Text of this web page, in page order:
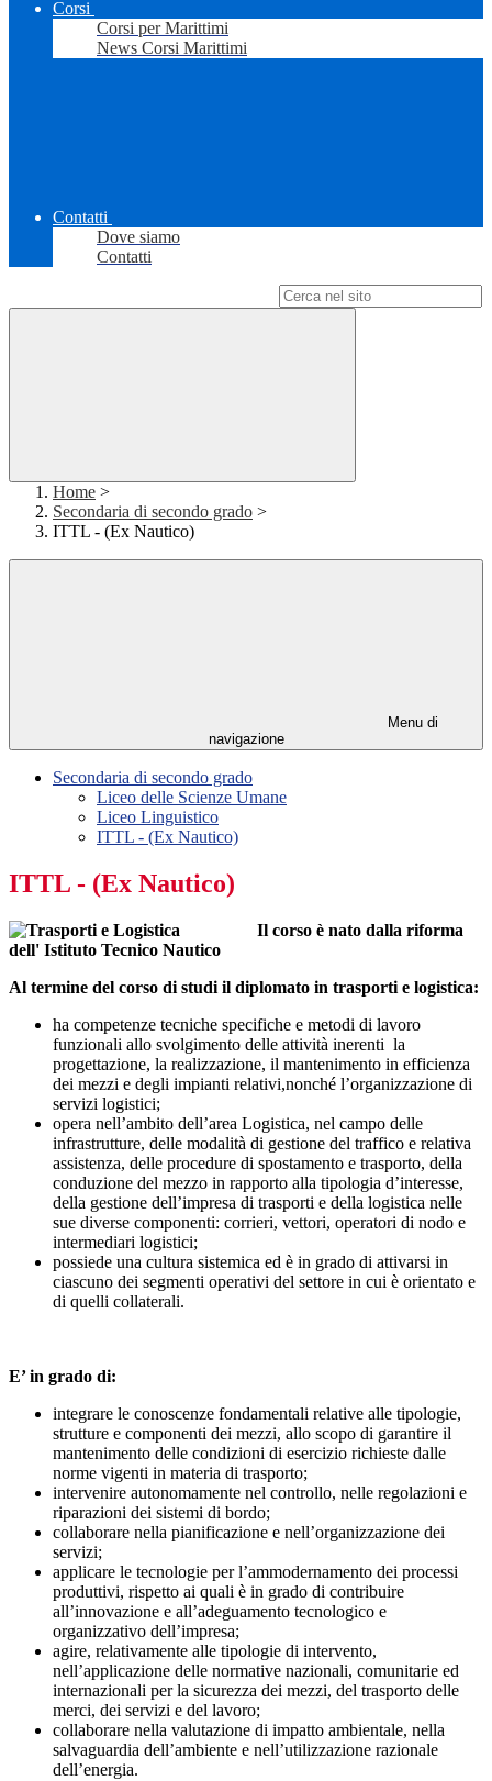
Corsi
Corsi per Marittimi
News Corsi Marittimi
Contatti
Dove siamo
Contatti
Home >
Secondaria di secondo grado >
ITTL - (Ex Nautico)
Menu di
navigazione
Secondaria di secondo grado
Liceo delle Scienze Umane
Liceo Linguistico
ITTL - (Ex Nautico)
ITTL - (Ex Nautico)
Il corso è nato dalla riforma
dell' Istituto Tecnico Nautico
Al termine del corso di studi il diplomato in trasporti e logistica:
ha competenze tecniche specifiche e metodi di lavoro
funzionali allo svolgimento delle attività inerenti la
progettazione, la realizzazione, il mantenimento in efficienza
dei mezzi e degli impianti relativi,nonché l’organizzazione di
servizi logistici;
opera nell’ambito dell’area Logistica, nel campo delle
infrastrutture, delle modalità di gestione del traffico e relativa
assistenza, delle procedure di spostamento e trasporto, della
conduzione del mezzo in rapporto alla tipologia d’interesse,
della gestione dell’impresa di trasporti e della logistica nelle
sue diverse componenti: corrieri, vettori, operatori di nodo e
intermediari logistici;
possiede una cultura sistemica ed è in grado di attivarsi in
ciascuno dei segmenti operativi del settore in cui è orientato e
di quelli collaterali.
E’ in grado di:
integrare le conoscenze fondamentali relative alle tipologie,
strutture e componenti dei mezzi, allo scopo di garantire il
mantenimento delle condizioni di esercizio richieste dalle
norme vigenti in materia di trasporto;
intervenire autonomamente nel controllo, nelle regolazioni e
riparazioni dei sistemi di bordo;
collaborare nella pianificazione e nell’organizzazione dei
servizi;
applicare le tecnologie per l’ammodernamento dei processi
produttivi, rispetto ai quali è in grado di contribuire
all’innovazione e all’adeguamento tecnologico e
organizzativo dell’impresa;
agire, relativamente alle tipologie di intervento,
nell’applicazione delle normative nazionali, comunitarie ed
internazionali per la sicurezza dei mezzi, del trasporto delle
merci, dei servizi e del lavoro;
collaborare nella valutazione di impatto ambientale, nella
salvaguardia dell’ambiente e nell’utilizzazione razionale
dell’energia.